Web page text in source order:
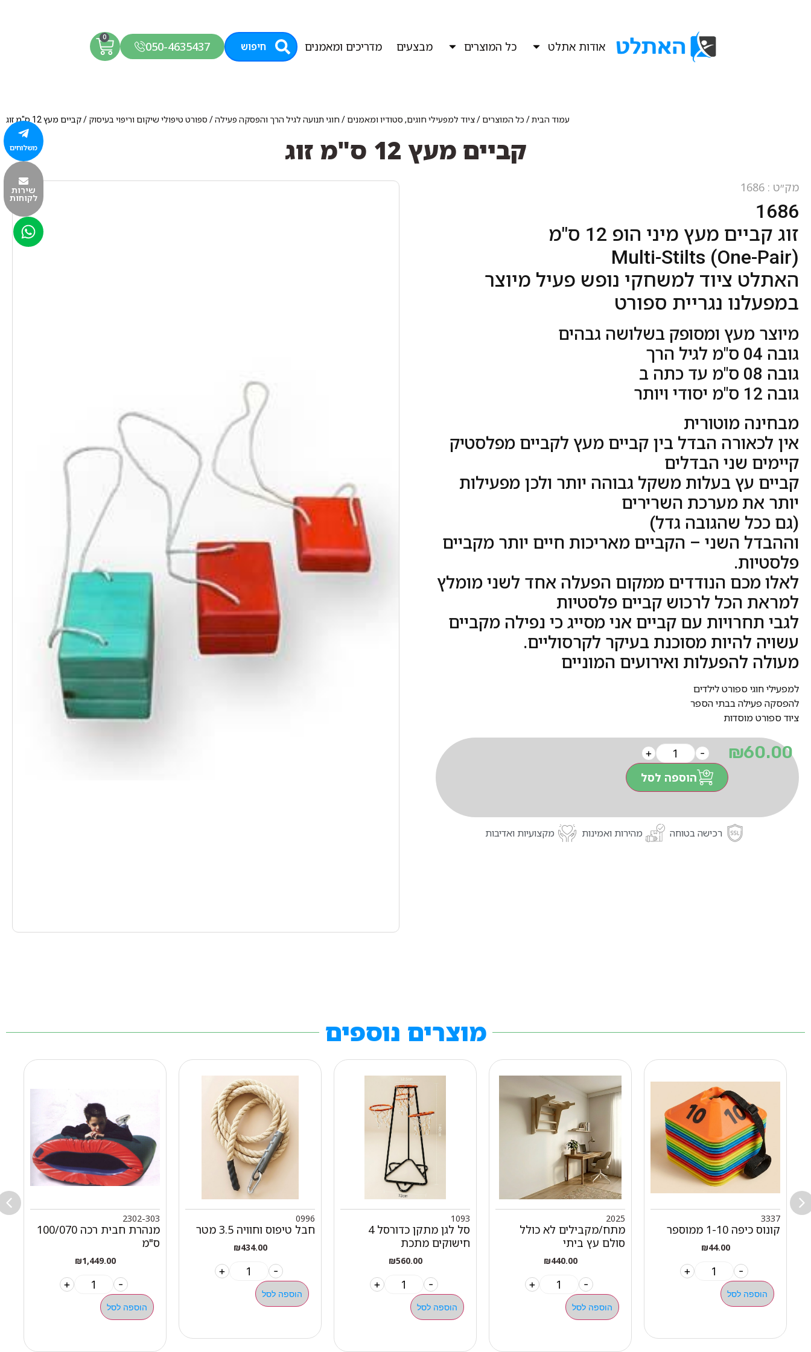
אודות אתלט כל המוצרים מבצעים מדריכים ומאמנים חיפוש 050-4635437
0
עמוד הבית/ כל המוצרים /ציוד למפעילי חוגים, סטודיו ומאמנים / חוגי תנועה לגיל הרך והפסקה פעילה/ ספורט טיפולי שיקום וריפוי בעיסוק / קביים מעץ 12 ס"מ זוג
קביים מעץ 12 ס"מ זוג
מק״ט : 1686
1686
זוג קביים מעץ מיני הופ 12 ס"מ
Multi-Stilts (One-Pair)
האתלט ציוד למשחקי נופש פעיל מיוצר
במפעלנו נגריית ספורט
מיוצר מעץ ומסופק בשלושה גבהים
גובה 04 ס"מ לגיל הרך
גובה 08 ס"מ עד כתה ב
גובה 12 ס"מ יסודי ויותר
מבחינה מוטורית
אין לכאורה הבדל בין קביים מעץ לקביים מפלסטיק
קיימים שני הבדלים
קביים עץ בעלות משקל גבוהה יותר ולכן מפעילות
יותר את מערכת השרירים
(גם ככל שהגובה גדל)
וההבדל השני – הקביים מאריכות חיים יותר מקביים
פלסטיות.
לאלו מכם הנודדים ממקום הפעלה אחד לשני מומלץ
למראת הכל לרכוש קביים פלסטיות
לגבי תחרויות עם קביים אני מסייג כי נפילה מקביים
עשויה להיות מסוכנת בעיקר לקרסוליים.
מעולה להפעלות ואירועים המוניים
למפעילי חוגי ספורט לילדים
להפסקה פעילה בבתי הספר
ציוד ספורט מוסדות
₪60.00
-
+
הוספה לסל
רכישה בטוחה מהירות ואמינות מקצועיות ואדיבות
מוצרים נוספים
3337
קונוס כיפה 1-10 ממוספר
₪44.00
-
+
הוספה לסל
2025
מתח/מקבילים לא כולל
סולם עץ ביתי
₪440.00
-
+
הוספה לסל
1093
סל לגן מתקן כדורסל 4
חישוקים מתכת
₪560.00
-
+
הוספה לסל
0996
חבל טיפוס וחוויה 3.5 מטר
₪434.00
-
+
הוספה לסל
2302-303
מנהרת חבית רכה 100/070
ס"מ
₪1,449.00
-
+
הוספה לסל
משלוחים
שירות
לקוחות